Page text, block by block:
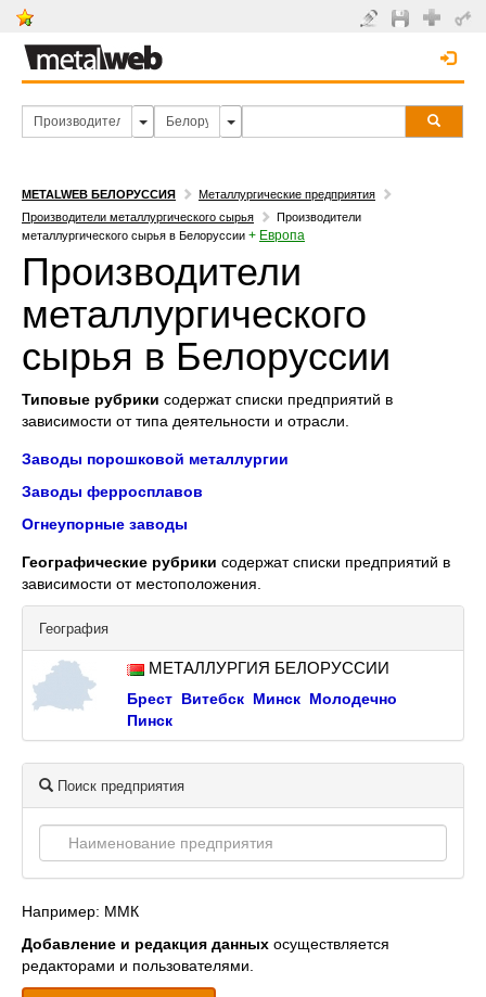
METALWEB БЕЛОРУССИЯ
Металлургические предприятия
Производители металлургического сырья
Производители
металлургического сырья в Белоруссии + Европа
Производители
металлургического
сырья в Белоруссии
Типовые рубрики содержат списки предприятий в
зависимости от типа деятельности и отрасли.
Заводы порошковой металлургии
Заводы ферросплавов
Огнеупорные заводы
Географические рубрики содержат списки предприятий в
зависимости от местоположения.
География
МЕТАЛЛУРГИЯ БЕЛОРУССИИ
Брест Витебск Минск Молодечно
Пинск
Поиск предприятия
Например: ММК
Добавление и редакция данных осуществляется
редакторами и пользователями.